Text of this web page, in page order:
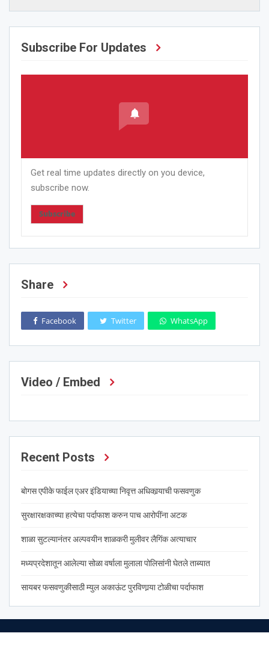
Subscribe For Updates
Get real time updates directly on you device,
subscribe now.
Subscribe
Share
Facebook Twitter WhatsApp
Video / Embed
Recent Posts
बोगस एपीके फाईल एअर इंडियाच्या निवृत्त अधिकार्‍याची फसवणुक
सुरक्षारक्षकाच्या हत्येचा पर्दाफाश करुन पाच आरोपींना अटक
शाळा सुटल्यानंतर अल्पवयीन शाळकरी मुलीवर लैगिंक अत्याचार
मध्यप्रदेशातून आलेल्या सोळा वर्षाला मुलाला पोलिसांनी घेतले ताब्यात
सायबर फसवणुकीसाठी म्युल अकाऊंट पुरविणार्‍या टोळीचा पर्दाफाश